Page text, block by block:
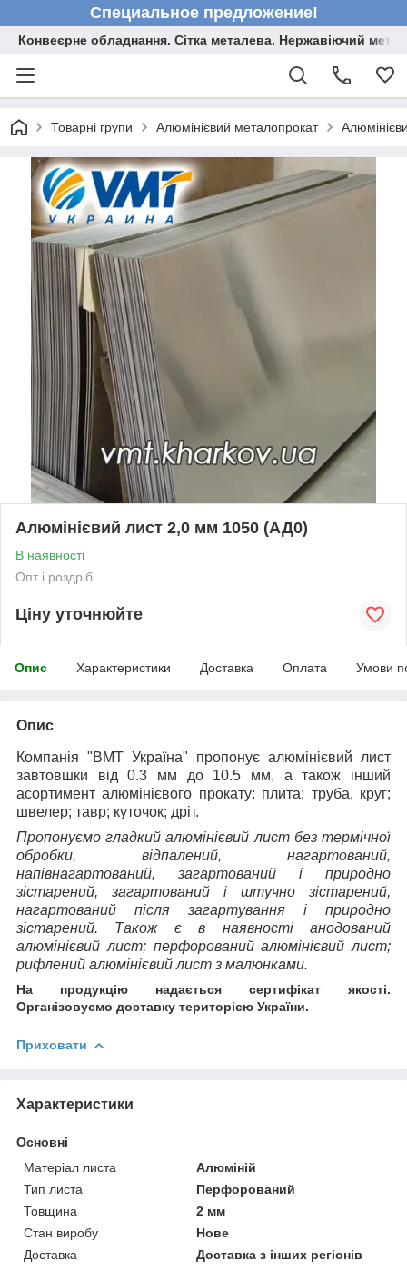
Специальное предложение!
Конвеєрне обладнання. Сітка металева. Нержавіючий
Товарні групи Алюмінієвий металопрокат
Алюмінієвий лист 2,0 мм 1050 (АД0)
В наявності
Опт і роздріб
Ціну уточнюйте
Опис Характеристики Доставка Оплата Умови
Опис
Компанія "ВМТ Україна" пропонує алюмінієвий лист
завтовшки від 0.3 мм до 10.5 мм, а також інший
асортимент алюмінієвого прокату: плита; труба, круг;
швелер; тавр; куточок; дріт.
Пропонуємо гладкий алюмінієвий лист без термічної
обробки, відпалений, нагартований,
напівнагартований, загартований і природно
зістарений, загартований і штучно зістарений,
нагартований після загартування і природно
зістарений. Також є в наявності анодований
алюмінієвий лист; перфорований алюмінієвий лист;
рифлений алюмінієвий лист з малюнками.
На продукцію надається сертифікат якості.
Організовуємо доставку територією України.
Приховати
Характеристики
Основні
Матеріал листа
Алюміній
Тип листа
Перфорований
Товщина
2 мм
Стан виробу
Нове
Доставка
Доставка з інших регіонів